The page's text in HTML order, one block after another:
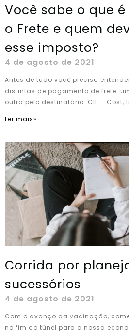
Você sabe o que é
o Frete e quem
esse imposto?
4 de agosto de 2021
Antes de tudo você precisa
distintas de pagamento de frete:
outra pelo destinatário. CIF – Cost,
Ler mais»
Corrida por
sucessórios
4 de agosto de 2021
Com o avanço da vacinação,
no fim do túnel para a nossa